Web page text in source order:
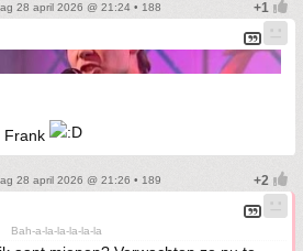
28 april 2026 @ 21:24 • 188
Frank
28 april 2026 @ 21:26 • 189
Bah-a-la-la-la-la-la